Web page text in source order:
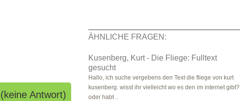
(keine Antwort)
ÄHNLICHE FRAGEN:
Kusenberg, Kurt - Die Fliege: Fulltext
gesucht
Hallo, ich suche vergebens den Text die fliege von kurt
kusenberg. wisst ihr vielleicht wo es den im internet gibt?
oder habt ..